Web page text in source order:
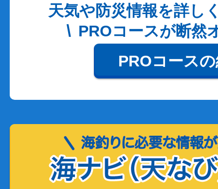
天気や防災情報を詳し
PROコースが断然
PROコース